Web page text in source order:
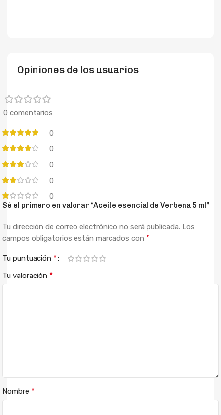
Opiniones de los usuarios
0 comentarios
0
0
0
0
0
Sé el primero en valorar “Aceite esencial de Verbena 5 ml”
Tu dirección de correo electrónico no será publicada. Los
campos obligatorios están marcados con *
Tu puntuación *
Tu valoración *
Nombre *